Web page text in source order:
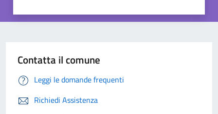
Contatta il comune
Leggi le domande frequenti
Richiedi Assistenza